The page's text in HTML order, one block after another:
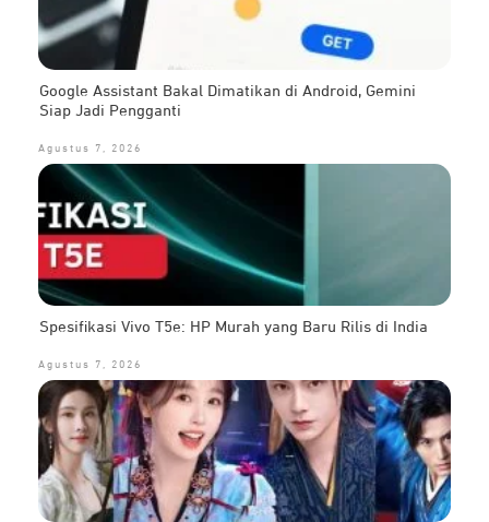
Google Assistant Bakal Dimatikan di Android, Gemini
Siap Jadi Pengganti
Agustus 7, 2026
Spesifikasi Vivo T5e: HP Murah yang Baru Rilis di India
Agustus 7, 2026